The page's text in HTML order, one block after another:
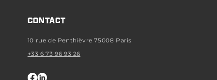
CONTACT
10 rue de Penthièvre 75008 Paris
+33 6 73 96 93 26